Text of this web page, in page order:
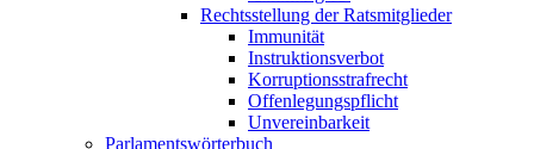
Rechtsstellung der Ratsmitglieder
Immunität
Instruktionsverbot
Korruptionsstrafrecht
Offenlegungspflicht
Unvereinbarkeit
Parlamentswörterbuch